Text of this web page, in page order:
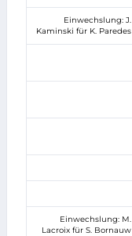
Einwechslung: J.
Kaminski für K. Paredes
Einwechslung: M.
Lacroix für S. Bornauw